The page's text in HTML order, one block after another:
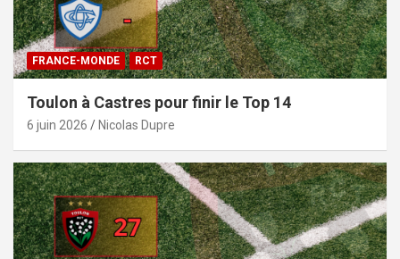
FRANCE-MONDE RCT
Toulon à Castres pour finir le Top 14
6 juin 2026 Nicolas Dupre